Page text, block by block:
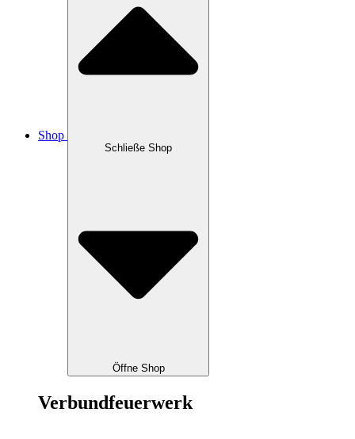
Shop
Schließe Shop
Öffne Shop
Verbundfeuerwerk